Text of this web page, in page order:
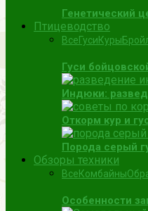
Генетический
Птицеводство
ВсеГусиКуры
Гуси
Индюки:
Откорм кур и
Порода серый
Обзоры техники
ВсеКомбайны
Особенности